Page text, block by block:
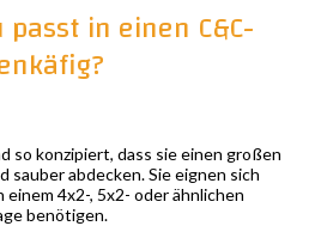
in einen C&C-
so konzipiert, dass sie einen großen
sauber abdecken. Sie eignen sich
4x2-, 5x2- oder ähnlichen
benötigen.